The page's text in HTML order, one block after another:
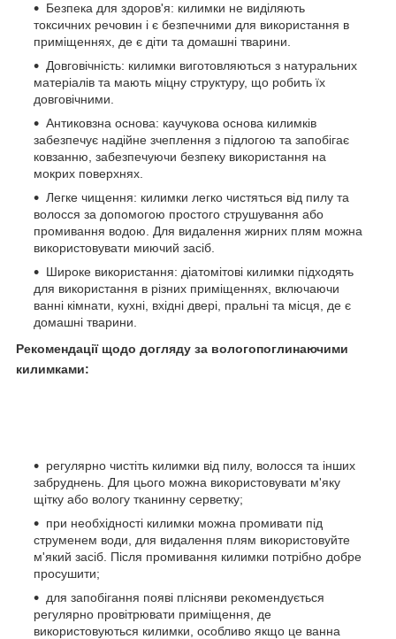
Безпека для здоров'я: килимки не виділяють
токсичних речовин і є безпечними для використання в
приміщеннях, де є діти та домашні тварини.
Довговічність: килимки виготовляються з натуральних
матеріалів та мають міцну структуру, що робить їх
довговічними.
Антиковзна основа: каучукова основа килимків
забезпечує надійне зчеплення з підлогою та запобігає
ковзанню, забезпечуючи безпеку використання на
мокрих поверхнях.
Легке чищення: килимки легко чистяться від пилу та
волосся за допомогою простого струшування або
промивання водою. Для видалення жирних плям можна
використовувати миючий засіб.
Широке використання: діатомітові килимки підходять
для використання в різних приміщеннях, включаючи
ванні кімнати, кухні, вхідні двері, пральні та місця, де є
домашні тварини.
Рекомендації щодо догляду за вологопоглинаючими
килимками:
регулярно чистіть килимки від пилу, волосся та інших
забруднень. Для цього можна використовувати м'яку
щітку або вологу тканинну серветку;
при необхідності килимки можна промивати під
струменем води, для видалення плям використовуйте
м'який засіб. Після промивання килимки потрібно добре
просушити;
для запобігання появі плісняви ​​рекомендується
регулярно провітрювати приміщення, де
використовуються килимки, особливо якщо це ванна